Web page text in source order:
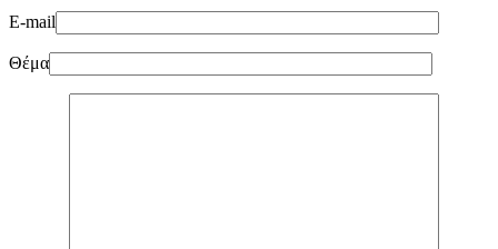
E-mail
Θέμα